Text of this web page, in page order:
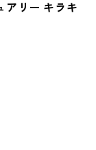
アリー キラキ